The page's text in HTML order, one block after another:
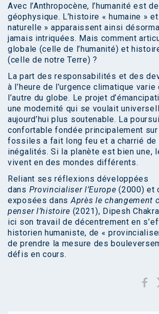
Avec l’Anthropocène, l’humanité est
géophysique. L’histoire « humaine »
naturelle » apparaissent ainsi
jamais intriquées. Mais comment
globale (celle de l’humanité) et
(celle de notre Terre) ?
La part des responsabilités et des
à l’heure de l’urgence climatique varie
l’autre du globe. Le projet
une modernité qui se voulait
aujourd’hui plus soutenable. La
confortable fondée principalement
fossiles a fait long feu et a charrié
inégalités. Si la planète est bien une,
vivent en des mondes différents.
Reliant ses réflexions développées
dans Provincialiser l’Europe (2000) et
exposées dans Après le changement
penser l’histoire (2021), Dipesh
ici son travail de décentrement en
historien humaniste, de «
de prendre la mesure des
défis en cours.